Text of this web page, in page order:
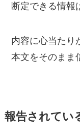
断定できる情報
内容に心当たり
本文をそのまま
報告されてい